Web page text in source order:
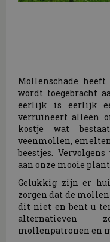
Mollenschade
wordt toegebracht
eerlijk is eerlijk
verruïneert alleen
kostje wat
veenmollen,
beestjes.
aan onze mooie
Gelukkig zijn er
zorgen dat de
dit niet en bent u
alternatieven
mollenpatronen en